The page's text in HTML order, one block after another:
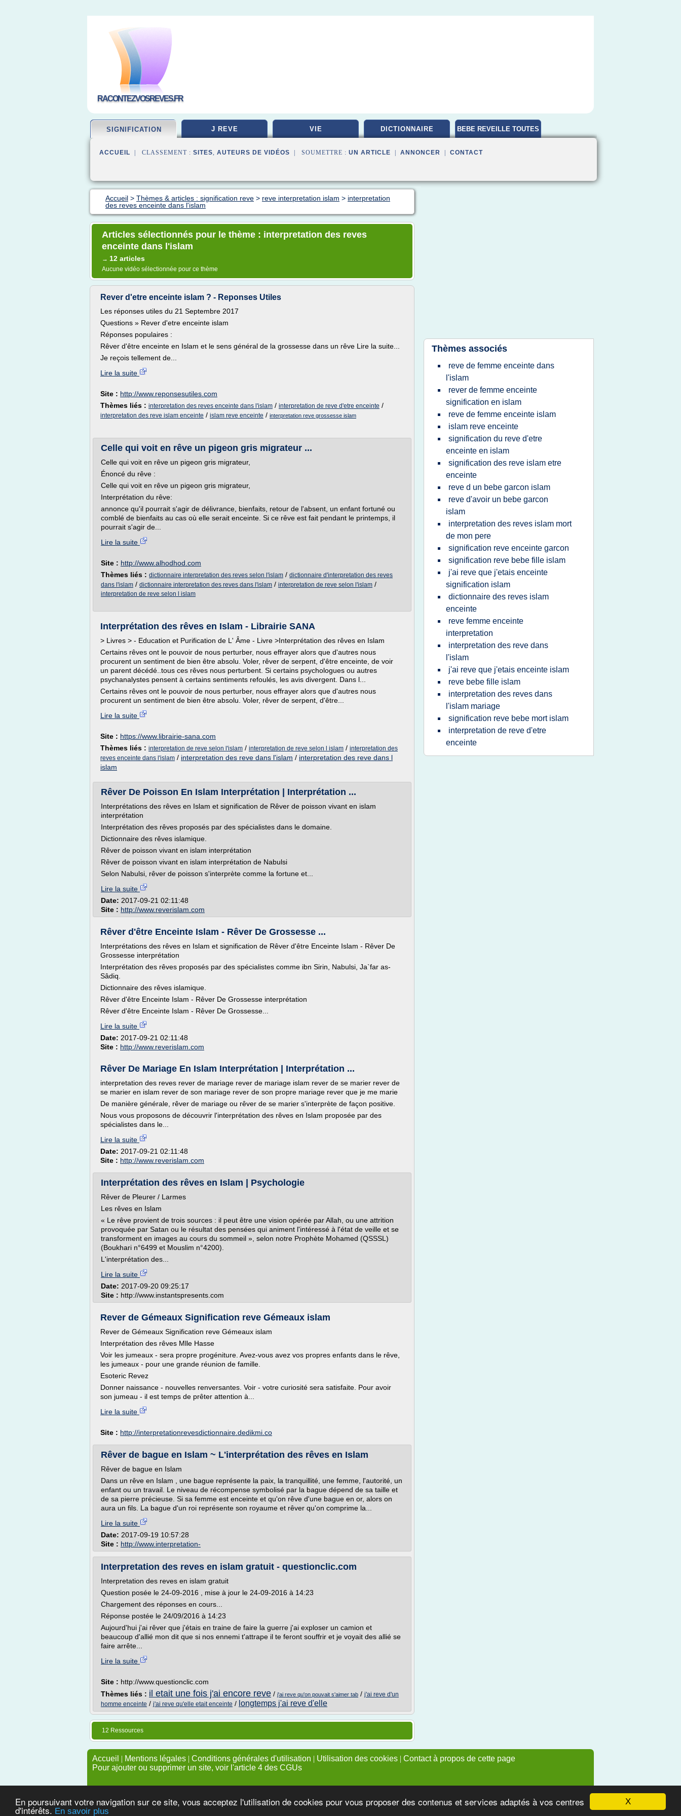
X
En poursuivant votre navigation sur ce site, vous acceptez l'utilisation de cookies pour vous proposer des contenus et services adaptés à vos centres
d'intérêts. En savoir plus
RACONTEZVOSREVES.FR
SIGNIFICATION J REVE VIE DICTIONNAIRE BEBE REVEILLE TOUTES
ACCUEIL | CLASSEMENT : SITES, AUTEURS DE VIDÉOS | SOUMETTRE : UN ARTICLE ANNONCER CONTACT
Accueil > Thèmes & articles : signification reve > reve interpretation islam > interpretation
des reves enceinte dans l'islam
Articles sélectionnés pour le thème : interpretation des reves
enceinte dans l'islam
→ 12 articles
Aucune vidéo sélectionnée pour ce thème
Rever d'etre enceinte islam ? - Reponses Utiles
Les réponses utiles du 21 Septembre 2017
Questions » Rever d'etre enceinte islam
Réponses populaires :
Rêver d'être enceinte en Islam et le sens général de la grossesse dans un rêve Lire la suite...
Je reçois tellement de...
Lire la suite
Site : http://www.reponsesutiles.com
Thèmes liés : interpretation des reves enceinte dans l'islam / interpretation de reve d'etre enceinte /
interpretation des reve islam enceinte / islam reve enceinte / interpretation reve grossesse islam
Celle qui voit en rêve un pigeon gris migrateur ...
Celle qui voit en rêve un pigeon gris migrateur,
Énoncé du rêve :
Celle qui voit en rêve un pigeon gris migrateur,
Interprétation du rêve:
annonce qu'il pourrait s'agir de délivrance, bienfaits, retour de l'absent, un enfant fortuné ou
comblé de bienfaits au cas où elle serait enceinte. Si ce rêve est fait pendant le printemps, il
pourrait s'agir de...
Lire la suite
Site : http://www.alhodhod.com
Thèmes liés : dictionnaire interpretation des reves selon l'islam / dictionnaire d'interpretation des reves
dans l'islam / dictionnaire interpretation des reves dans l'islam / interpretation de reve selon l'islam /
interpretation de reve selon l islam
Interprétation des rêves en Islam - Librairie SANA
> Livres > - Education et Purification de L' Âme - Livre >Interprétation des rêves en Islam
Certains rêves ont le pouvoir de nous perturber, nous effrayer alors que d'autres nous
procurent un sentiment de bien être absolu. Voler, rêver de serpent, d'être enceinte, de voir
un parent décédé..tous ces rêves nous perturbent. Si certains psychologues ou autres
psychanalystes pensent à certains sentiments refoulés, les avis divergent. Dans l...
Certains rêves ont le pouvoir de nous perturber, nous effrayer alors que d'autres nous
procurent un sentiment de bien être absolu. Voler, rêver de serpent, d'être...
Lire la suite
Site : https://www.librairie-sana.com
Thèmes liés : interpretation de reve selon l'islam / interpretation de reve selon l islam / interpretation des
reves enceinte dans l'islam / interpretation des reve dans l'islam / interpretation des reve dans l
islam
Rêver De Poisson En Islam Interprétation | Interprétation ...
Interprétations des rêves en Islam et signification de Rêver de poisson vivant en islam
interprétation
Interprétation des rêves proposés par des spécialistes dans le domaine.
Dictionnaire des rêves islamique.
Rêver de poisson vivant en islam interprétation
Rêver de poisson vivant en islam interprétation de Nabulsi
Selon Nabulsi, rêver de poisson s'interprète comme la fortune et...
Lire la suite
Date: 2017-09-21 02:11:48
Site : http://www.reverislam.com
Rêver d'être Enceinte Islam - Rêver De Grossesse ...
Interprétations des rêves en Islam et signification de Rêver d'être Enceinte Islam - Rêver De
Grossesse interprétation
Interprétation des rêves proposés par des spécialistes comme ibn Sirin, Nabulsi, Ja`far as-
Sâdiq.
Dictionnaire des rêves islamique.
Rêver d'être Enceinte Islam - Rêver De Grossesse interprétation
Rêver d'être Enceinte Islam - Rêver De Grossesse...
Lire la suite
Date: 2017-09-21 02:11:48
Site : http://www.reverislam.com
Rêver De Mariage En Islam Interprétation | Interprétation ...
interpretation des reves rever de mariage rever de mariage islam rever de se marier rever de
se marier en islam rever de son mariage rever de son propre mariage rever que je me marie
De manière générale, rêver de mariage ou rêver de se marier s'interprète de façon positive.
Nous vous proposons de découvrir l'interprétation des rêves en Islam proposée par des
spécialistes dans le...
Lire la suite
Date: 2017-09-21 02:11:48
Site : http://www.reverislam.com
Interprétation des rêves en Islam | Psychologie
Rêver de Pleurer / Larmes
Les rêves en Islam
« Le rêve provient de trois sources : il peut être une vision opérée par Allah, ou une attrition
provoquée par Satan ou le résultat des pensées qui animent l'intéressé à l'état de veille et se
transforment en images au cours du sommeil », selon notre Prophète Mohamed (QSSSL)
(Boukhari n°6499 et Mouslim n°4200).
L'interprétation des...
Lire la suite
Date: 2017-09-20 09:25:17
Site : http://www.instantspresents.com
Rever de Gémeaux Signification reve Gémeaux islam
Rever de Gémeaux Signification reve Gémeaux islam
Interprétation des rêves Mlle Hasse
Voir les jumeaux - sera propre progéniture. Avez-vous avez vos propres enfants dans le rêve,
les jumeaux - pour une grande réunion de famille.
Esoteric Revez
Donner naissance - nouvelles renversantes. Voir - votre curiosité sera satisfaite. Pour avoir
son jumeau - il est temps de prêter attention à...
Lire la suite
Site : http://interpretationrevesdictionnaire.dedikmi.co
Rêver de bague en Islam ~ L'interprétation des rêves en Islam
Rêver de bague en Islam
Dans un rêve en Islam , une bague représente la paix, la tranquillité, une femme, l'autorité, un
enfant ou un travail. Le niveau de récompense symbolisé par la bague dépend de sa taille et
de sa pierre précieuse. Si sa femme est enceinte et qu'on rêve d'une bague en or, alors on
aura un fils. La bague d'un roi représente son royaume et rêver qu'on comprime la...
Lire la suite
Date: 2017-09-19 10:57:28
Site : http://www.interpretation-
Interpretation des reves en islam gratuit - questionclic.com
Interpretation des reves en islam gratuit
Question posée le 24-09-2016 , mise à jour le 24-09-2016 à 14:23
Chargement des réponses en cours...
Réponse postée le 24/09/2016 à 14:23
Aujourd'hui j'ai rêver que j'étais en traine de faire la guerre j'ai exploser un camion et
beaucoup d'allié mon dit que si nos ennemi t'attrape il te feront souffrir et je voyait des allié se
faire arrête...
Lire la suite
Site : http://www.questionclic.com
Thèmes liés : il etait une fois j'ai encore reve / j'ai reve qu'on pouvait s'aimer tab / j'ai reve d'un
homme enceinte / j'ai reve qu'elle etait enceinte / longtemps j'ai reve d'elle
12 Ressources
Thèmes associés
reve de femme enceinte dans
l'islam
rever de femme enceinte
signification en islam
reve de femme enceinte islam
islam reve enceinte
signification du reve d'etre
enceinte en islam
signification des reve islam etre
enceinte
reve d un bebe garcon islam
reve d'avoir un bebe garcon
islam
interpretation des reves islam mort
de mon pere
signification reve enceinte garcon
signification reve bebe fille islam
j'ai reve que j'etais enceinte
signification islam
dictionnaire des reves islam
enceinte
reve femme enceinte
interpretation
interpretation des reve dans
l'islam
j'ai reve que j'etais enceinte islam
reve bebe fille islam
interpretation des reves dans
l'islam mariage
signification reve bebe mort islam
interpretation de reve d'etre
enceinte
Accueil | Mentions légales | Conditions générales d'utilisation | Utilisation des cookies | Contact à propos de cette page
Pour ajouter ou supprimer un site, voir l'article 4 des CGUs